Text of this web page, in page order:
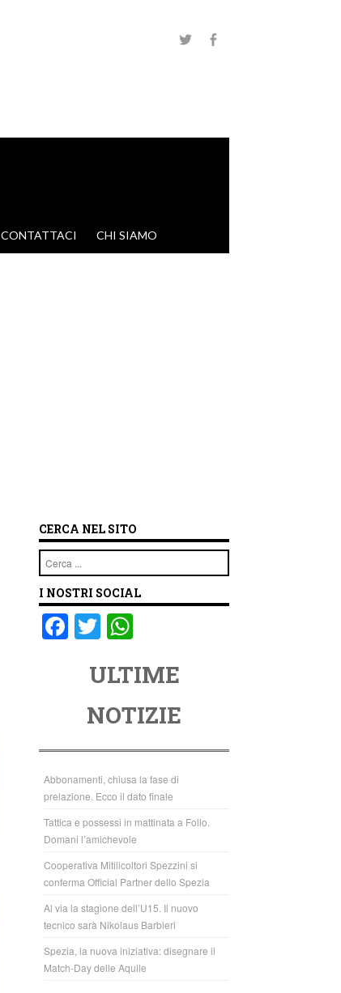
CONTATTACI CHI SIAMO
CERCA NEL SITO
Cerca
I NOSTRI SOCIAL
F
o
o
k
T
tt
er
at
s
A
p
p
ULTIME
NOTIZIE
Abbonamenti, chiusa la fase di
prelazione. Ecco il dato finale
Tattica e possessi in mattinata a Follo.
Domani l’amichevole
Cooperativa Mitilicoltori Spezzini si
conferma Official Partner dello Spezia
Al via la stagione dell’U15. Il nuovo
tecnico sarà Nikolaus Barbieri
Spezia, la nuova iniziativa: disegnare il
Match-Day delle Aquile